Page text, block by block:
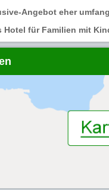
Angebot eher
Hotel für Familien mit